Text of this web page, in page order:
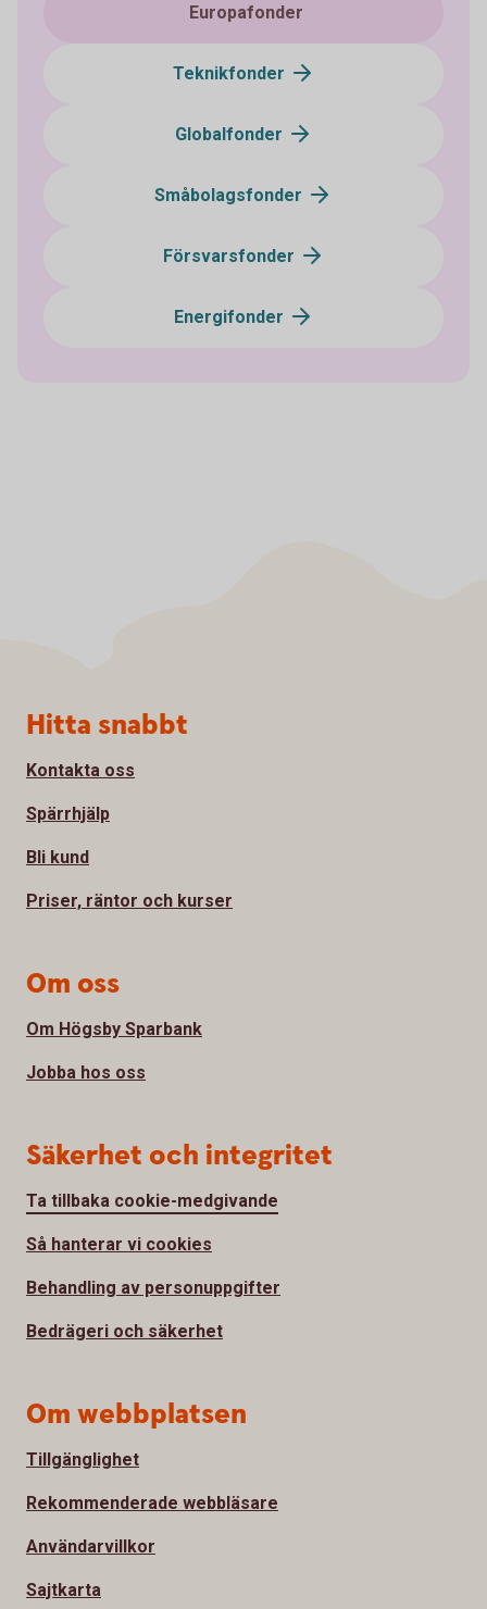
Europafonder
Teknikfonder
Globalfonder
Småbolagsfonder
Försvarsfonder
Energifonder
Sidfot
Hitta snabbt
Kontakta oss
Spärrhjälp
Bli kund
Priser, räntor och kurser
Om oss
Om Högsby Sparbank
Jobba hos oss
Säkerhet och integritet
Ta tillbaka cookie-medgivande
Så hanterar vi cookies
Behandling av personuppgifter
Bedrägeri och säkerhet
Om webbplatsen
Tillgänglighet
Rekommenderade webbläsare
Användarvillkor
Sajtkarta